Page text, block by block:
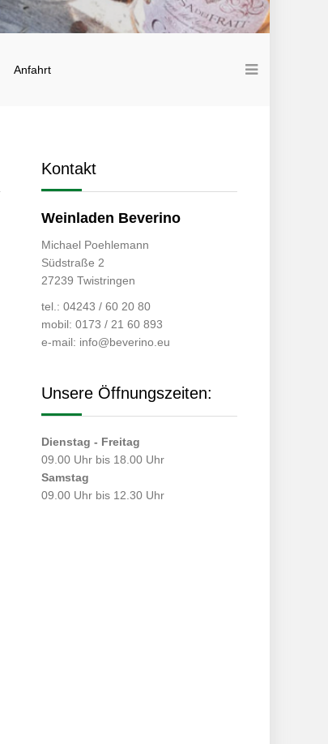
Anfahrt
Kontakt
Weinladen Beverino
Michael Poehlemann
Südstraße 2
27239 Twistringen
tel.: 04243 / 60 20 80
mobil: 0173 / 21 60 893
e-mail: info@beverino.eu
Unsere Öffnungszeiten:
Dienstag - Freitag
09.00 Uhr bis 18.00 Uhr
Samstag
09.00 Uhr bis 12.30 Uhr